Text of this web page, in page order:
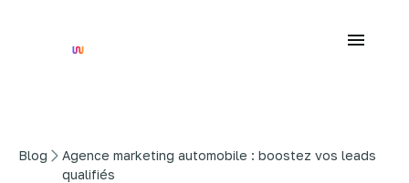
Blog
Agence marketing automobile : boostez vos leads
qualifiés